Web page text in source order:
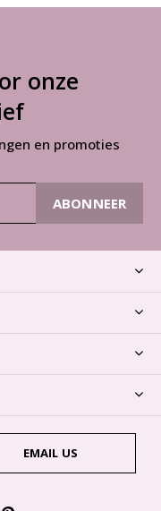
onze
en promoties
ABONNEER
EMAIL US